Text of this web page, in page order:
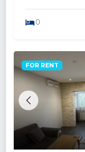
0
Previous
FOR RENT